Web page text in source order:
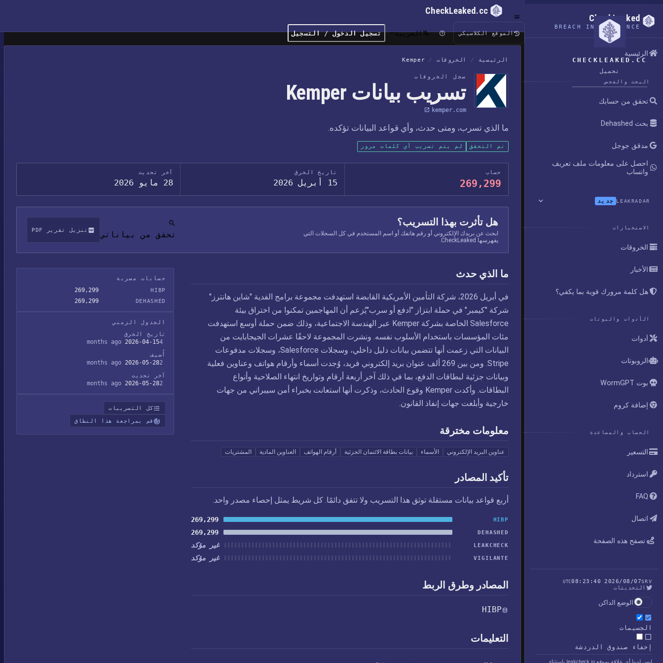
CHECKLEAKED.CC
تحميل
CheckLeaked
BREACH INTELLIGENCE
الرئيسية
البحث والفحص
تحقق من حسابك
بحث Dehashed
مدقق جوجل
احصل على معلومات ملف تعريف
واتساب
LEAKRADAR جديد
الاستخبارات
الخروقات
الأخبار
هل كلمة مرورك قوية بما يكفي؟
الأدوات والبوتات
أدوات
الروبوتات
بوت WormGPT
إضافة كروم
الحساب والمساعدة
التسعير
استرداد
FAQ
اتصال
تصفح هذه الصفحة
SRV
2026/08/07 08:23:40
UTC
التحديثات
الوضع الداكن
الجسيمات
إخفاء صندوق الدردشة
CheckLeaked.cc
الموقع الكلاسيكي العربية تسجيل الدخول / التسجيل
الرئيسية / الخروقات /
Kemper
سجل الخروقات
تسريب بيانات Kemper
kemper.com
ما الذي تسرب، ومتى حدث، وأي قواعد البيانات تؤكده.
تم التحقق لم يتم تسريب أي كلمات مرور
حساب
269,299
تاريخ الخرق
15 أبريل 2026
آخر تحديث
28 مايو 2026
هل تأثرت بهذا التسريب؟
ابحث عن بريدك الإلكتروني أو رقم هاتفك أو اسم المستخدم في كل السجلات التي
يفهرسها CheckLeaked.
تحقق من بياناتي تنزيل تقرير PDF
ما الذي حدث
في أبريل 2026، شركة التأمين الأمريكية القابضة استهدفت مجموعة برامج الفدية "شاين هانترز"
شركة "كيمبر" في حملة ابتزاز "ادفع أو سرب"يُزعم أن المهاجمين تمكنوا من اختراق بيئة
Salesforce الخاصة بشركة Kemper عبر الهندسة الاجتماعية، وذلك ضمن حملة أوسع استهدفت
مئات المؤسسات باستخدام الأسلوب نفسه. ونشرت المجموعة لاحقًا عشرات الجيجابايت من
البيانات التي زعمت أنها تتضمن بيانات دليل داخلي، وسجلات Salesforce، وسجلات مدفوعات
Stripe. ومن بين 269 ألف عنوان بريد إلكتروني فريد، وُجدت أسماء وأرقام هواتف وعناوين فعلية
وبيانات جزئية لبطاقات الدفع، بما في ذلك آخر أربعة أرقام وتواريخ انتهاء الصلاحية وأنواع
البطاقات. وأكدت Kemper وقوع الحادث، وذكرت أنها استعانت بخبراء أمن سيبراني من جهات
خارجية وأبلغت جهات إنفاذ القانون.
معلومات مخترقة
عناوين البريد الإلكتروني الأسماء بيانات بطاقة الائتمان الجزئية أرقام الهواتف العناوين المادية المشتريات
تأكيد المصادر
أربع قواعد بيانات مستقلة توثق هذا التسريب ولا تتفق دائمًا. كل شريط يمثل إحصاء مصدر واحد.
HIBP
269,299
DEHASHED
269,299
LEAKCHECK غير مؤكد
VIGILANTE غير مؤكد
المصادر وطرق الربط
HIBP
التعليمات
حسابات مسربة
HIBP
269,299
DEHASHED
269,299
الجدول الزمني
تاريخ الخرق
2026-04-154 months ago
أُضيف
2026-05-282 months ago
آخر تحديث
2026-05-282 months ago
كل التسريبات
قم بمراجعة هذا النطاق